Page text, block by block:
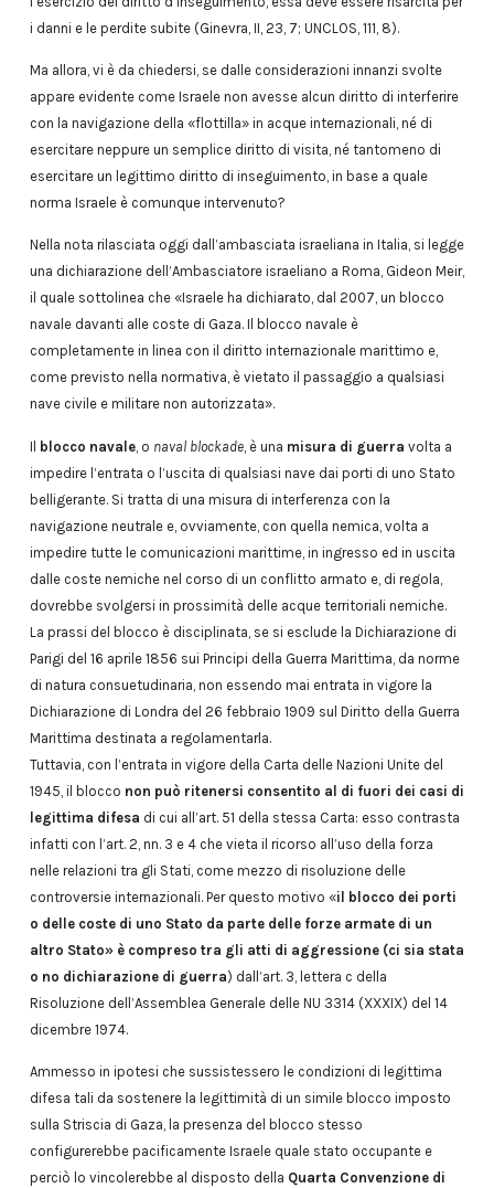
i danni e le perdite subite (Ginevra, II, 23, 7; UNCLOS, 111, 8).
Ma allora, vi è da chiedersi, se dalle considerazioni innanzi svolte
appare evidente come Israele non avesse alcun diritto di interferire
con la navigazione della «flottilla» in acque internazionali, né di
esercitare neppure un semplice diritto di visita, né tantomeno di
esercitare un legittimo diritto di inseguimento, in base a quale
norma Israele è comunque intervenuto?
Nella nota rilasciata oggi dall’ambasciata israeliana in Italia, si legge
una dichiarazione dell’Ambasciatore israeliano a Roma, Gideon Meir,
il quale sottolinea che «Israele ha dichiarato, dal 2007, un blocco
navale davanti alle coste di Gaza. Il blocco navale è
completamente in linea con il diritto internazionale marittimo e,
come previsto nella normativa, è vietato il passaggio a qualsiasi
nave civile e militare non autorizzata».
Il blocco navale, o naval blockade, è una misura di guerra volta a
impedire l’entrata o l’uscita di qualsiasi nave dai porti di uno Stato
belligerante. Si tratta di una misura di interferenza con la
navigazione neutrale e, ovviamente, con quella nemica, volta a
impedire tutte le comunicazioni marittime, in ingresso ed in uscita
dalle coste nemiche nel corso di un conflitto armato e, di regola,
dovrebbe svolgersi in prossimità delle acque territoriali nemiche.
La prassi del blocco è disciplinata, se si esclude la Dichiarazione di
Parigi del 16 aprile 1856 sui Principi della Guerra Marittima, da norme
di natura consuetudinaria, non essendo mai entrata in vigore la
Dichiarazione di Londra del 26 febbraio 1909 sul Diritto della Guerra
Marittima destinata a regolamentarla.
Tuttavia, con l’entrata in vigore della Carta delle Nazioni Unite del
1945, il blocco non può ritenersi consentito al di fuori dei casi di
legittima difesa di cui all’art. 51 della stessa Carta: esso contrasta
infatti con l’art. 2, nn. 3 e 4 che vieta il ricorso all’uso della forza
nelle relazioni tra gli Stati, come mezzo di risoluzione delle
controversie internazionali. Per questo motivo «il blocco dei porti
o delle coste di uno Stato da parte delle forze armate di un
altro Stato» è compreso tra gli atti di aggressione (ci sia stata
o no dichiarazione di guerra) dall’art. 3, lettera c della
Risoluzione dell’Assemblea Generale delle NU 3314 (XXXIX) del 14
dicembre 1974.
Ammesso in ipotesi che sussistessero le condizioni di legittima
difesa tali da sostenere la legittimità di un simile blocco imposto
sulla Striscia di Gaza, la presenza del blocco stesso
configurerebbe pacificamente Israele quale stato occupante e
perciò lo vincolerebbe al disposto della Quarta Convenzione di